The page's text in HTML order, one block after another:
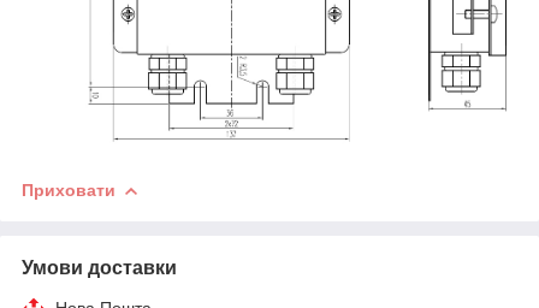
Приховати
Умови доставки